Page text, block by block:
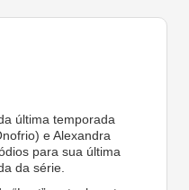
última temporada
e Alexandra
para sua última
da série.